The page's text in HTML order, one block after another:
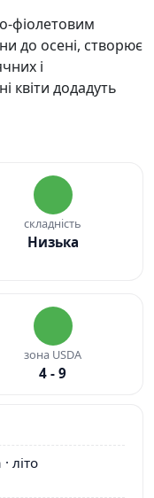
фіолетовим
до осені, створює
і
квіти додадуть
складність
Низька
зона USDA
4 - 9
літо